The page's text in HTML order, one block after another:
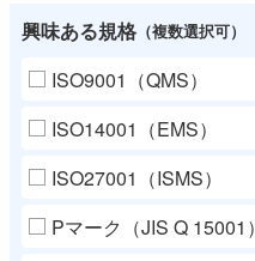
興味ある規格 （複数選択可）
ISO9001（QMS）
ISO14001（EMS）
ISO27001（ISMS）
Pマーク（JIS Q 15001）